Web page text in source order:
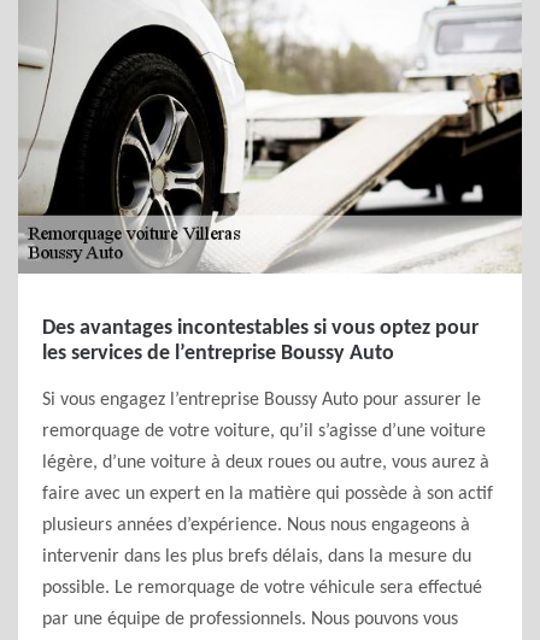
Des avantages incontestables si vous optez pour
les services de l’entreprise Boussy Auto
Si vous engagez l’entreprise Boussy Auto pour assurer le
remorquage de votre voiture, qu’il s’agisse d’une voiture
légère, d’une voiture à deux roues ou autre, vous aurez à
faire avec un expert en la matière qui possède à son actif
plusieurs années d’expérience. Nous nous engageons à
intervenir dans les plus brefs délais, dans la mesure du
possible. Le remorquage de votre véhicule sera effectué
par une équipe de professionnels. Nous pouvons vous